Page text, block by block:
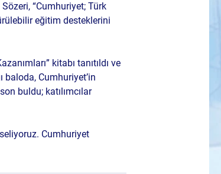
“Cumhuriyet; Türk
eğitim desteklerini
kitabı tanıtıldı ve
baloda, Cumhuriyet’in
buldu; katılımcılar
Cumhuriyet